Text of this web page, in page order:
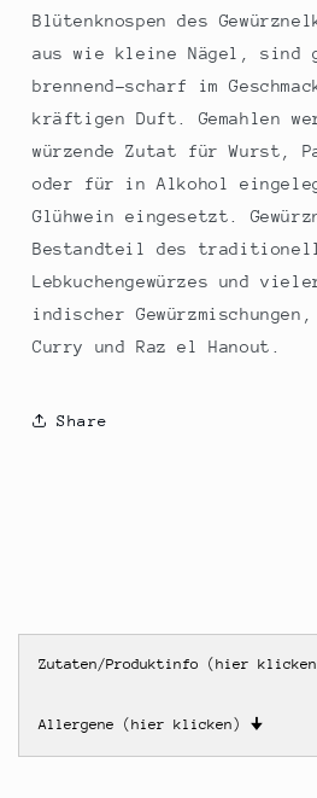
Blütenknospen des
aus wie kleine Nägel, sind
brennend-scharf im
kräftigen Duft. Gemahlen
würzende Zutat für Wurst,
oder für in Alkohol
Glühwein eingesetzt.
Bestandteil des
Lebkuchengewürzes und
indischer
Curry und Raz el Hanout.
Share
Zutaten/Produktinfo (hier
Allergene (hier klicken) 🠋